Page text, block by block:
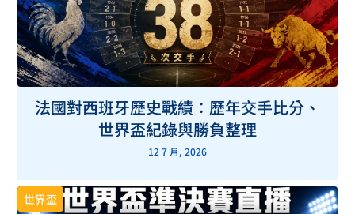
法國對西班牙歷史戰績：歷年交手比分、
世界盃紀錄與勝負整理
12 7 月, 2026
世界盃